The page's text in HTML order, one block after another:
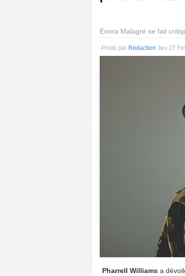
Enora Malagré se fait
Posté par Rédaction Jeu 27
Pharrell Williams a